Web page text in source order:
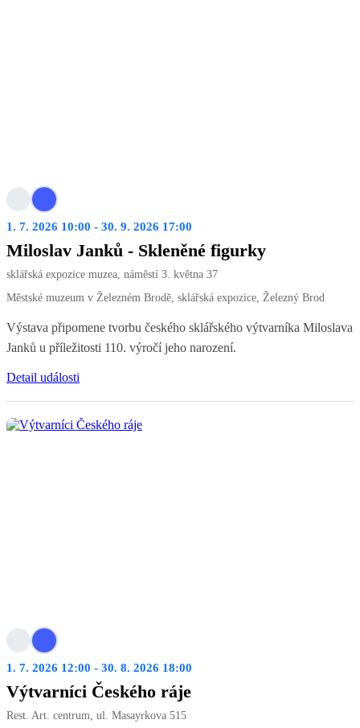
1. 7. 2026 10:00 - 30. 9. 2026 17:00
Miloslav Janků - Skleněné figurky
sklářská expozice muzea, náměstí 3. května 37
Městské muzeum v Železném Brodě, sklářská expozice, Železný Brod
Výstava připomene tvorbu českého sklářského výtvarníka Miloslava
Janků u příležitosti 110. výročí jeho narození.
Detail události
1. 7. 2026 12:00 - 30. 8. 2026 18:00
Výtvarníci Českého ráje
Rest. Art. centrum, ul. Masayrkova 515